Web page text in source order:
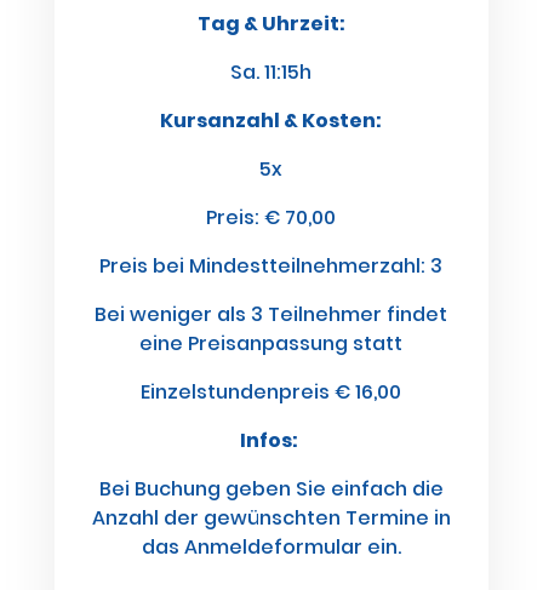
Tag & Uhrzeit:
Sa. 11:15h
Kursanzahl & Kosten:
5x
Preis: € 70,00
Preis bei Mindestteilnehmerzahl: 3
Bei weniger als 3 Teilnehmer findet
eine Preisanpassung statt
Einzelstundenpreis € 16,00
Infos:
Bei Buchung geben Sie einfach die
Anzahl der gewünschten Termine in
das Anmeldeformular ein.